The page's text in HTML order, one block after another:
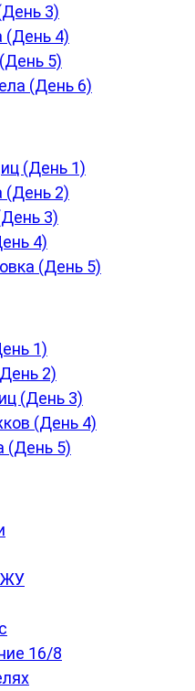
3)
(День 4)
5)
(День 6)
(День 1)
(День 2)
3)
4)
(День 5)
1)
2)
(День 3)
(День 4)
(День 5)
16/8